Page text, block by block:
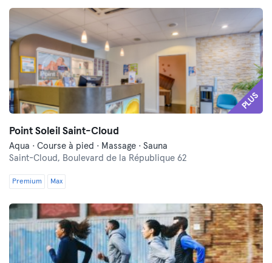
PLUS
Point Soleil Saint-Cloud
Aqua · Course à pied · Massage · Sauna
Saint-Cloud, Boulevard de la République 62
Premium Max